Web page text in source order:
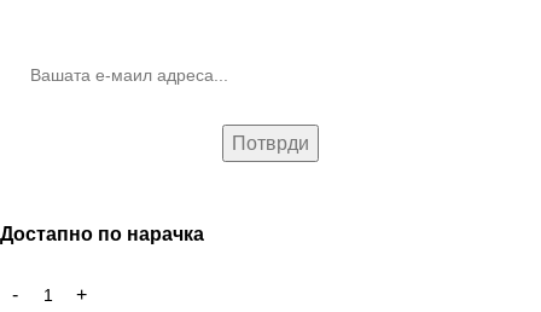
Достапно по нарачка